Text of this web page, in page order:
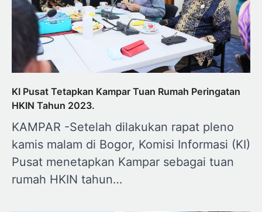
KI Pusat Tetapkan Kampar Tuan Rumah Peringatan
HKIN Tahun 2023.
KAMPAR -Setelah dilakukan rapat pleno
kamis malam di Bogor, Komisi Informasi (KI)
Pusat menetapkan Kampar sebagai tuan
rumah HKIN tahun…